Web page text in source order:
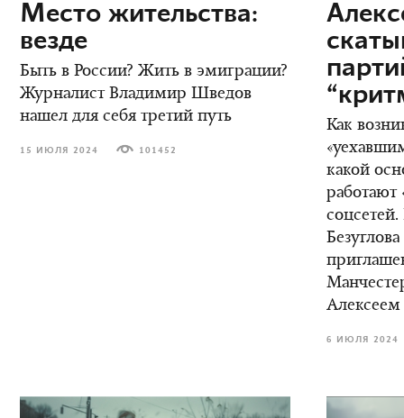
Место жительства:
везде
Быть в России? Жить в эмиграции?
Журналист Владимир Шведов
нашел для себя третий путь
15 ИЮЛЯ 2024 101452
Как
какой
работают
6 ИЮЛЯ 2024